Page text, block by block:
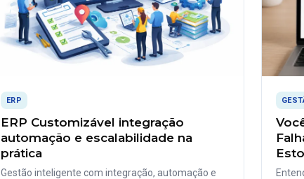
ERP
ERP Customizável integração
automação e escalabilidade na
prática
Gestão inteligente com integração, automação e